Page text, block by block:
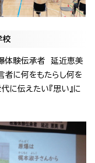
校
体験伝承者 延近恵美
者に何をもたらし何を
に伝えたい『思い』に